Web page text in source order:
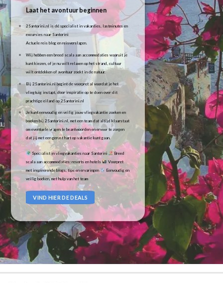
Laat het avontuur beginnen
2Santorini.nl is dé specialist in vakanties, lastminutes en
excursies naar Santorini
Actuele reis blog en reisverslagen.
Wij hebben een breed scala aan accommodaties waaruit je
kunt kiezen, of je nu wilt relaxen op het strand, cultuur
wilt ontdekken of avontuur zoekt in de natuur.
Bij 2Santorini.nl begint de voorpret al voordat je het
vliegtuig instapt, door inspiratie op te doen over dit
prachtige eiland op 2Santorini.nl
Je kunt eenvoudig en veilig jouw vliegvakantie zoeken en
boeken bij 2Santorini.nl, met een team dat altijd klaarstaat
om eventuele vragen te beantwoorden en ervoor te zorgen
dat jij met een gerust hart op vakantie kunt gaan.
Specialist in vliegvakanties naar Santorini
Breed
scala aan accommodaties: resorts en hotels
Voorpret
met inspirerende blogs, tips en ervaringen
Eenvoudig en
veilig boeken, met hulp van het team
VIND HIER DE DEALS